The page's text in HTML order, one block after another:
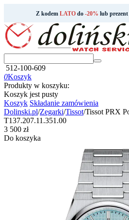
Z kodem LATOdo -20% lub
512-100-609
0Koszyk
Produkty w koszyku:
Koszyk jest pusty
Koszyk Składanie zamówienia
Dolinski.pl/Zegarki/Tissot/Tissot PRX
T137.207.11.351.00
‍3 500‍ zł
Do koszyka